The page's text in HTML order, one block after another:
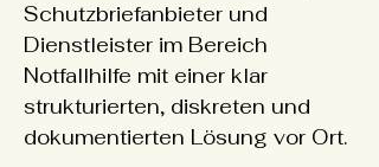
Schutzbriefanbieter und
Dienstleister im Bereich
Notfallhilfe mit einer klar
strukturierten, diskreten und
dokumentierten Lösung vor Ort.